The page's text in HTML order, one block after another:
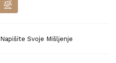
Napišite Svoje Mišljenje